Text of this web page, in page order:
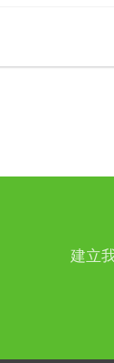
建立